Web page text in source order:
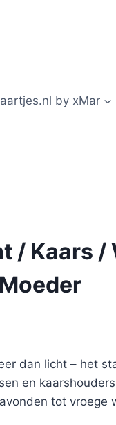
by xMar
/ Kaars /
dan licht – het
en
tot vroege